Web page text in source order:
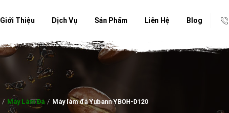
Giới Thiệu Dịch Vụ Sản Phẩm Liên Hệ Blog
/ Máy Làm Đá / Máy làm đá Yubann YBOH-D120